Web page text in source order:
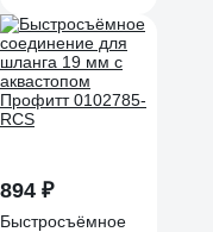
894 ₽
Быстросъёмное